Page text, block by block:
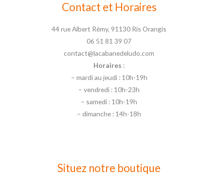
Contact et Horaires
44 rue Albert Rémy, 91130 Ris Orangis
06 51 81 39 07
contact@lacabanedeludo.com
Horaires :
– mardi au jeudi : 10h-19h
– vendredi : 10h-23h
– samedi : 10h-19h
– dimanche : 14h-18h
Situez notre boutique